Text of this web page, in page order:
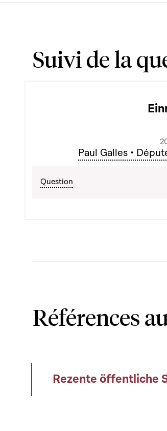
Suivi de la
Paul Galles •
Question
Références
Rezente öffentliche